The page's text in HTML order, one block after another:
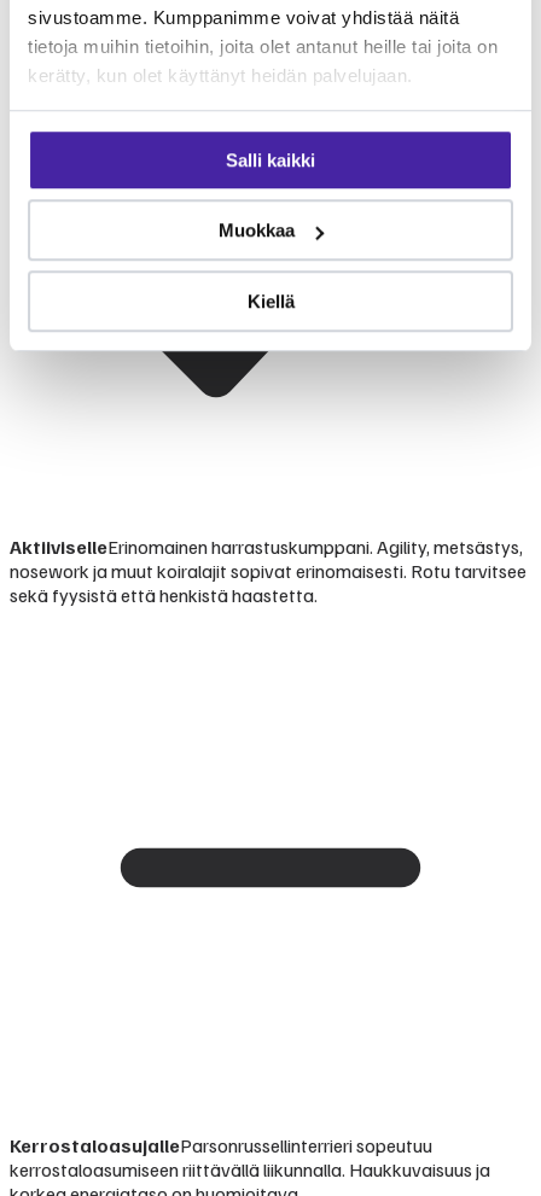
sivustoamme. Kumppanimme voivat yhdistää näitä
tietoja muihin tietoihin, joita olet antanut heille tai joita on
kerätty, kun olet käyttänyt heidän palvelujaan.
Salli kaikki
Muokkaa
Kiellä
AktiiviselleErinomainen harrastuskumppani. Agility, metsästys,
nosework ja muut koiralajit sopivat erinomaisesti. Rotu tarvitsee
sekä fyysistä että henkistä haastetta.
KerrostaloasujalleParsonrussellinterrieri sopeutuu
kerrostaloasumiseen riittävällä liikunnalla. Haukkuvaisuus ja